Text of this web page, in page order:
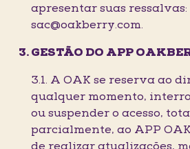
apresentar suas ressalvas:
sac@oakberry.com.
GESTÃO DO APP
3.1. A OAK se reserva ao
qualquer momento,
ou suspender o acesso,
parcialmente, ao APP